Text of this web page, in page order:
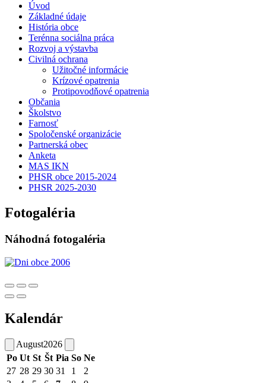
Úvod
Základné údaje
História obce
Terénna sociálna práca
Rozvoj a výstavba
Civilná ochrana
Užitočné informácie
Krízové opatrenia
Protipovodňové opatrenia
Občania
Školstvo
Farnosť
Spoločenské organizácie
Partnerská obec
Anketa
MAS IKN
PHSR obce 2015-2024
PHSR 2025-2030
Fotogaléria
Náhodná fotogaléria
Kalendár
August2026
Po Ut St Št Pia So Ne
27 28 29 30 31 1
2